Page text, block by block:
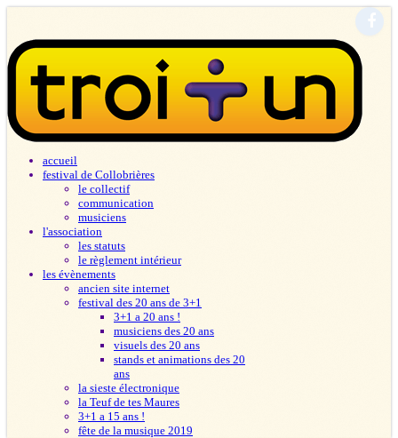
accueil
festival de Collobrières
le collectif
communication
musiciens
l'association
les statuts
le règlement intérieur
les évènements
ancien site internet
festival des 20 ans de 3+1
3+1 a 20 ans !
musiciens des 20 ans
visuels des 20 ans
stands et animations des 20
ans
la sieste électronique
la Teuf de tes Maures
3+1 a 15 ans !
fête de la musique 2019